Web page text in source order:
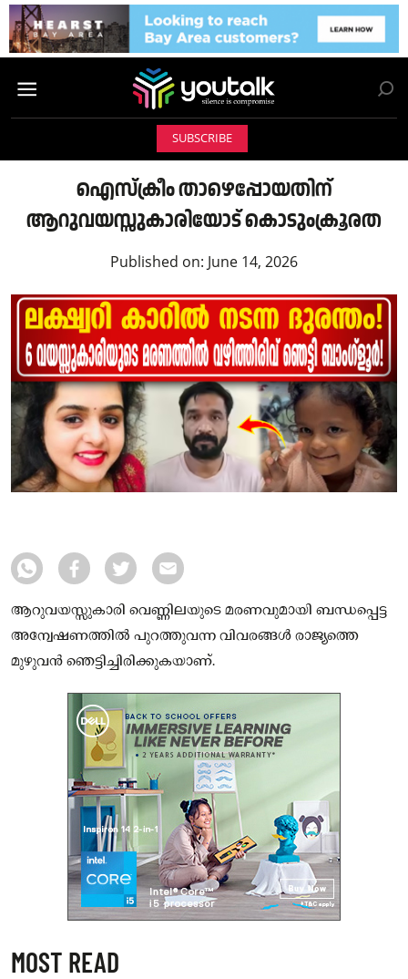
SUBSCRIBE
ഐസ്‌ക്രീം താഴെപ്പോയതിന്
ആറുവയസ്സുകാരിയോട് കൊടുംക്രൂരത
Published on: June 14, 2026
ആറുവയസ്സുകാരി വെണ്ണിലയുടെ മരണവുമായി ബന്ധപ്പെട്ട
അന്വേഷണത്തിൽ പുറത്തുവന്ന വിവരങ്ങൾ രാജ്യത്തെ
മുഴുവൻ ഞെട്ടിച്ചിരിക്കുകയാണ്.
MOST READ